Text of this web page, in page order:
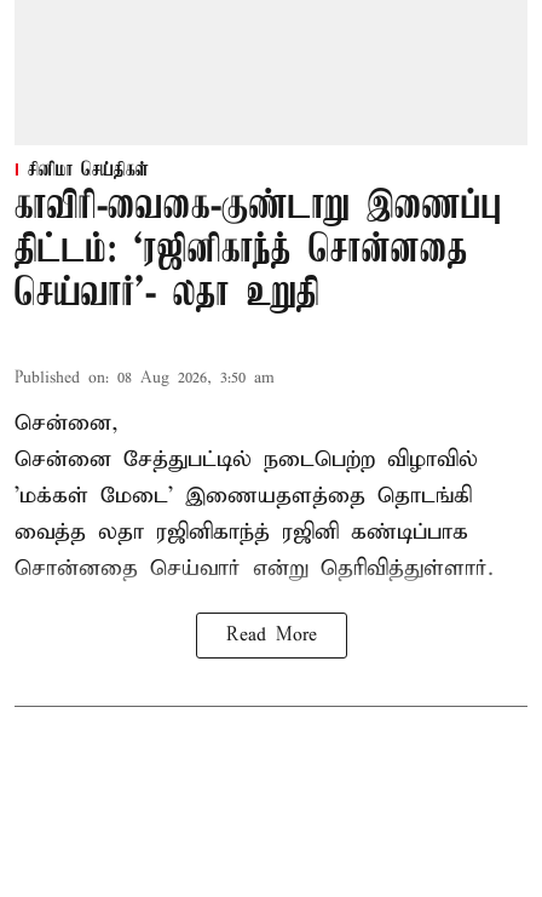
சினிமா செய்திகள்
காவிரி-வைகை-குண்டாறு இணைப்பு
திட்டம்: ‘ரஜினிகாந்த் சொன்னதை
செய்வார்’- லதா உறுதி
Published on: 08 Aug 2026, 3:50 am
சென்னை,
சென்னை சேத்துபட்டில் நடைபெற்ற விழாவில்
'மக்கள் மேடை' இணையதளத்தை தொடங்கி
வைத்த லதா ரஜினிகாந்த் ரஜினி கண்டிப்பாக
சொன்னதை செய்வார் என்று தெரிவித்துள்ளார்.
Read More